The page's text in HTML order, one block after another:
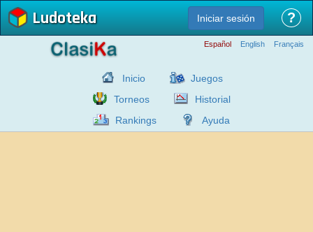
Ludoteka Iniciar sesión ?
Español English Français
Inicio
Juegos
Torneos
Historial
Rankings
Ayuda